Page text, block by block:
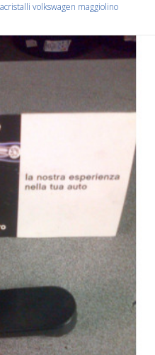
volkswagen maggiolino